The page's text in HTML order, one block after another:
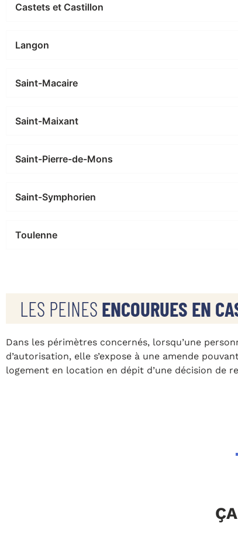
Castets et Castillon
Langon
Saint-Macaire
Saint-Maixant
Saint-Pierre-de-Mons
Saint-Symphorien
Toulenne
LES PEINES ENCOURUES EN
Dans les périmètres concernés, lorsqu’une
d’autorisation, elle s’expose à une amende
logement en location en dépit d’une décision de